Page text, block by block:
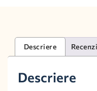
Descriere
Descriere